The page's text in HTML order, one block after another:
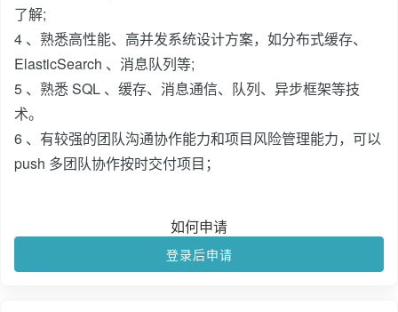
了解;
4 、熟悉高性能、高并发系统设计方案，如分布式缓存、
ElasticSearch 、消息队列等;
5 、熟悉 SQL 、缓存、消息通信、队列、异步框架等技
术。
6 、有较强的团队沟通协作能力和项目风险管理能力，可以
push 多团队协作按时交付项目；
如何申请
登录后申请